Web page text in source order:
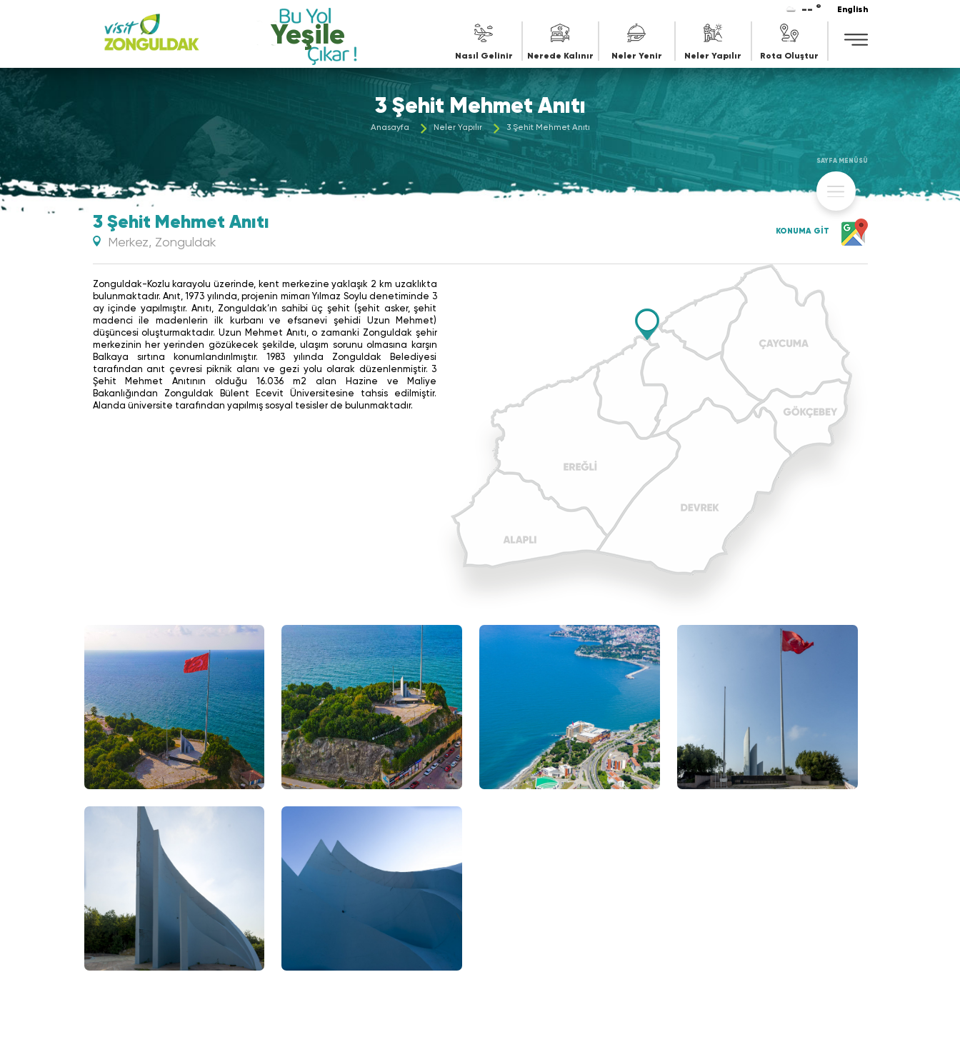
-- ° English
Nasıl Gelinir Nerede Kalınır Neler Yenir Neler Yapılır Rota Oluştur
3 Şehit Mehmet Anıtı
Anasayfa Neler Yapılır 3 Şehit Mehmet Anıtı
SAYFA MENÜSÜ
3 Şehit Mehmet Anıtı
Merkez, Zonguldak
KONUMA GİT
Zonguldak-Kozlu karayolu üzerinde, kent merkezine yaklaşık 2 km uzaklıkta
bulunmaktadır. Anıt, 1973 yılında, projenin mimarı Yılmaz Soylu denetiminde 3
ay içinde yapılmıştır. Anıtı, Zonguldak’ın sahibi üç şehit (şehit asker, şehit
madenci ile madenlerin ilk kurbanı ve efsanevi şehidi Uzun Mehmet)
düşüncesi oluşturmaktadır. Uzun Mehmet Anıtı, o zamanki Zonguldak şehir
merkezinin her yerinden gözükecek şekilde, ulaşım sorunu olmasına karşın
Balkaya sırtına konumlandırılmıştır. 1983 yılında Zonguldak Belediyesi
tarafından anıt çevresi piknik alanı ve gezi yolu olarak düzenlenmiştir. 3
Şehit Mehmet Anıtının olduğu 16.036 m2 alan Hazine ve Maliye
Bakanlığından Zonguldak Bülent Ecevit Üniversitesine tahsis edilmiştir.
Alanda üniversite tarafından yapılmış sosyal tesisler de bulunmaktadır.